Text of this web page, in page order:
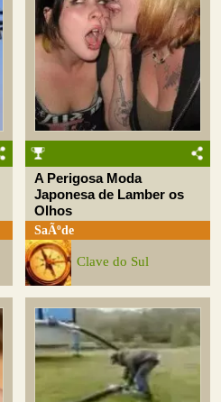
A Perigosa Moda
Japonesa de Lamber os
Olhos
SaÃºde
Clave do Sul